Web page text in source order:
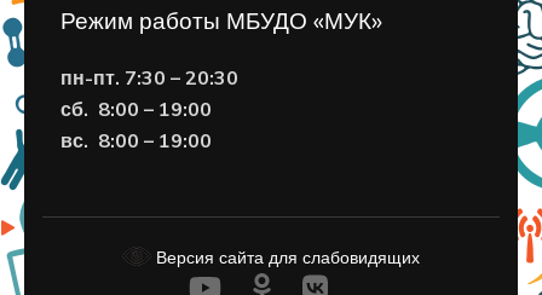
Режим работы МБУДО «МУК»
пн-пт. 7:30 – 20:30
сб. 8:00 – 19:00
вс. 8:00 – 19:00
Версия сайта для слабовидящих